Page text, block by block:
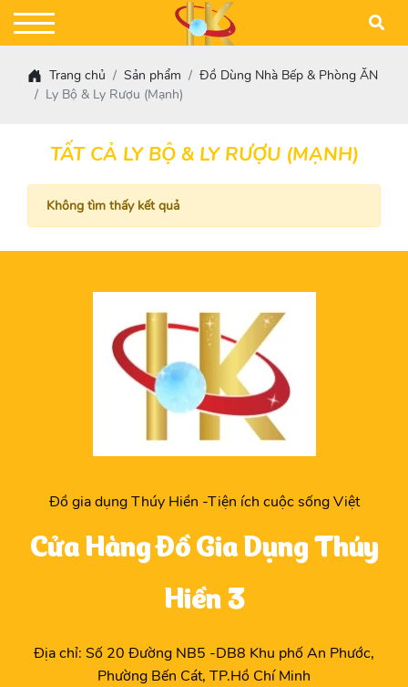
Trang chủ Sản phẩm
Đồ Dùng Nhà Bếp & Phòng ĂN
Ly Bộ & Ly Rượu (Mạnh)
TẤT CẢ LY BỘ & LY RƯỢU (MẠNH)
Không tìm thấy kết quả
Đồ gia dụng Thúy Hiền -Tiện ích cuộc sống Việt
Cửa Hàng Đồ Gia Dụng Thúy
Hiền 3
Địa chỉ: Số 20 Đường NB5 -DB8 Khu phố An Phước,
Phường Bến Cát, TP.Hồ Chí Minh